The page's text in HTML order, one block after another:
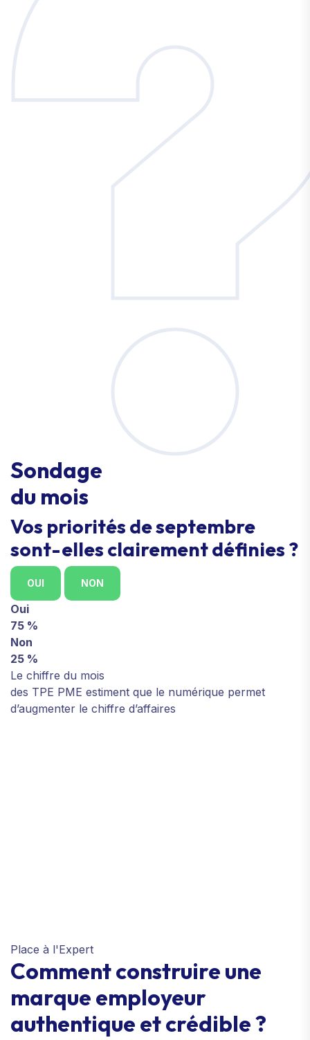
Sondage
du mois
Vos priorités de septembre
sont-elles clairement définies ?
OUI NON
Oui
75 %
Non
25 %
Le chiffre du mois
des TPE PME estiment que le numérique permet
d’augmenter le chiffre d’affaires
Place à l'Expert
Comment construire une
marque employeur
authentique et crédible ?